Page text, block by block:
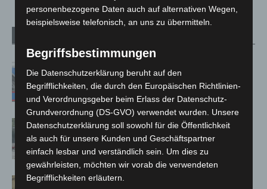
Mann läuft mit Hockeyschläger über
A7 – Polizei sucht Zeugen
Gasleitung bei McDonald’s-Umbau in
Langenhagen beschädigt
Hannover Klassik Open Air 2026:
personenbezogene Daten auch auf alternativen Wegen,
beispielsweise telefonisch, an uns zu übermitteln.
Begriffsbestimmungen
Die Datenschutzerklärung beruht auf den
Begrifflichkeiten, die durch den Europäischen Richtlinien-
und Verordnungsgeber beim Erlass der Datenschutz-
Grundverordnung (DS-GVO) verwendet wurden. Unsere
Datenschutzerklärung soll sowohl für die Öffentlichkeit
als auch für unsere Kunden und Geschäftspartner
einfach lesbar und verständlich sein. Um dies zu
gewährleisten, möchten wir vorab die verwendeten
Begrifflichkeiten erläutern.